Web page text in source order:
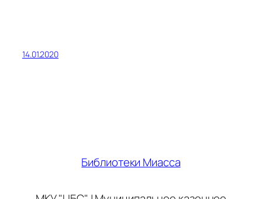
14.01.2020
Библиотеки Миасса